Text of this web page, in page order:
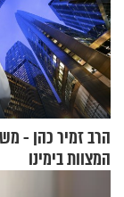
הרב זמיר כהן -
המצוות בימינו